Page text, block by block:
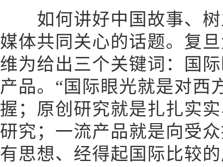
如何讲好中国故事、树
媒体共同关心的话题。复
维为给出三个关键词：国
产品。“国际眼光就是对西
握；原创研究就是扎扎实
研究；一流产品就是向受
有思想、经得起国际比较